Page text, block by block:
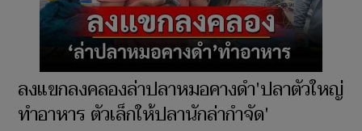
ลงแขกลงคลองล่าปลาหมอคางดำ'ปลาตัวใหญ่
ทำอาหาร ตัวเล็กให้ปลานักล่ากำจัด'